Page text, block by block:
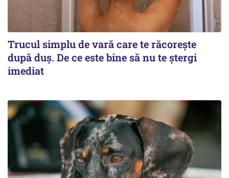
Trucul simplu de vară care te răcorește
după duș. De ce este bine să nu te ștergi
imediat